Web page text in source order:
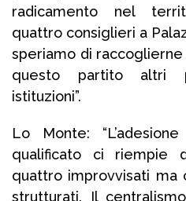
radicamento nel
quattro consiglieri a
speriamo di
questo partito altri
istituzioni”.
Lo Monte:
qualificato ci riempie
quattro improvvisati ma
strutturati. Il